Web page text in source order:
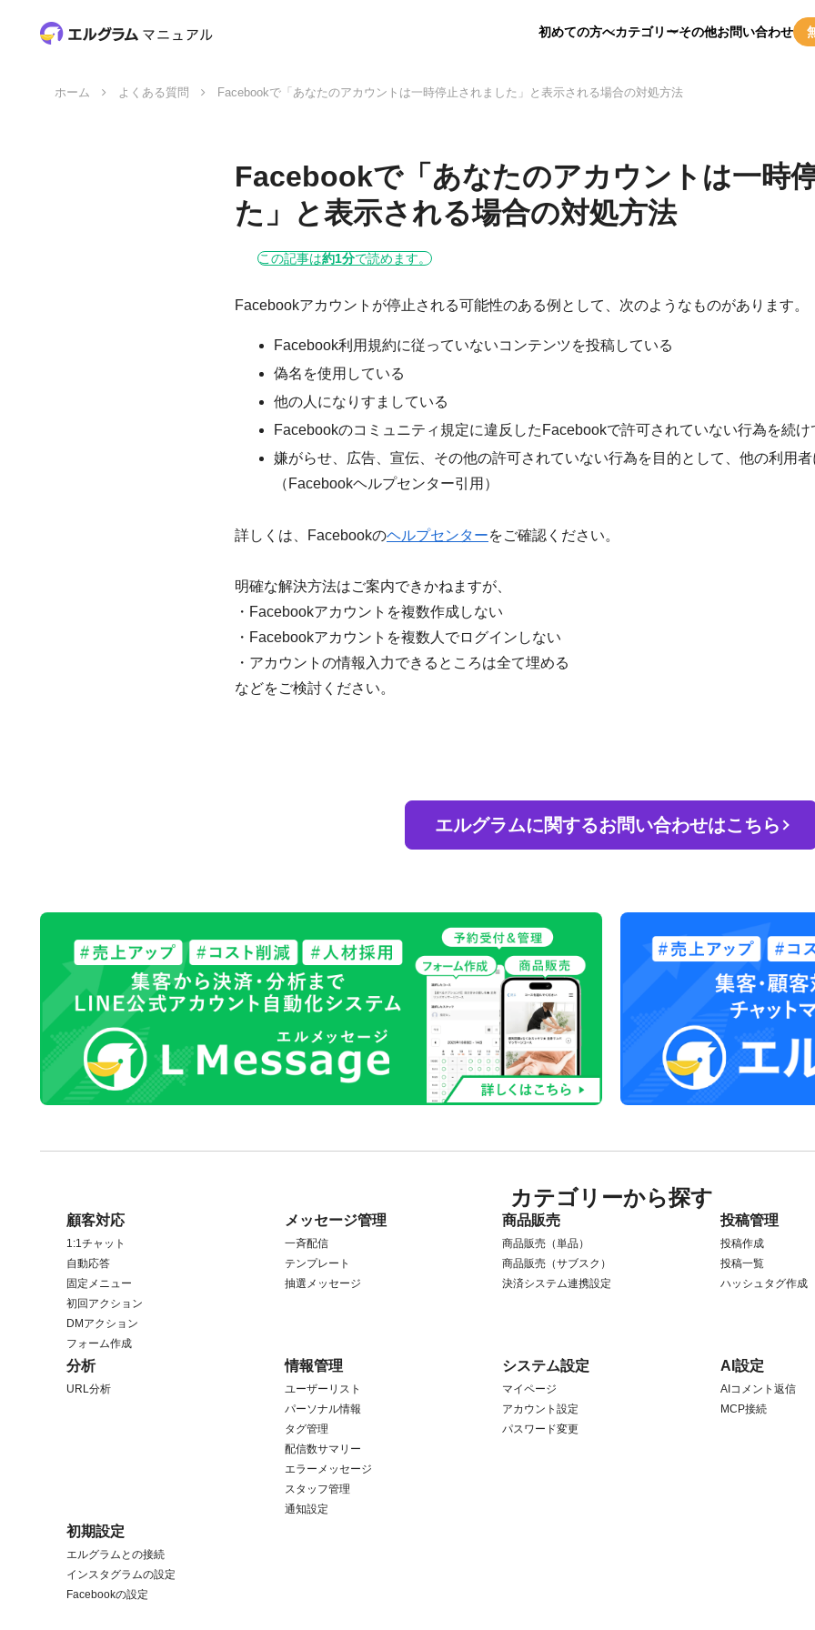
初めての方へカテゴリーその他お問い合わせ
ホーム よくある質問 Facebookで「あなたのアカウントは一時停止されました」と表示される場合の対処方法
Facebookで「あなたのアカウントは一時
た」と表示される場合の対処方法
この記事は約1分で読めます。
Facebookアカウントが停止される可能性のある例として、次のようなものがあります。
Facebook利用規約に従っていないコンテンツを投稿している
偽名を使用している
他の人になりすましている
Facebookのコミュニティ規定に違反したFacebookで許可されていない行為を続け
嫌がらせ、広告、宣伝、その他の許可されていない行為を目的として、他の利用
（Facebookヘルプセンター引用）
詳しくは、Facebookのヘルプセンターをご確認ください。
明確な解決方法はご案内できかねますが、
・Facebookアカウントを複数作成しない
・Facebookアカウントを複数人でログインしない
・アカウントの情報入力できるところは全て埋める
などをご検討ください。
エルグラムに関するお問い合わせはこちら
カテゴリーから探す
顧客対応
1:1チャット
自動応答
固定メニュー
初回アクション
DMアクション
フォーム作成
メッセージ管理
一斉配信
テンプレート
抽選メッセージ
商品販売
商品販売（単品）
商品販売（サブスク）
決済システム連携設定
投稿管理
投稿作成
投稿一覧
ハッシュタグ作成
分析
URL分析
情報管理
ユーザーリスト
パーソナル情報
タグ管理
配信数サマリー
エラーメッセージ
スタッフ管理
通知設定
システム設定
マイページ
アカウント設定
パスワード変更
AI設定
AIコメント返信
MCP接続
初期設定
エルグラムとの接続
インスタグラムの設定
Facebookの設定